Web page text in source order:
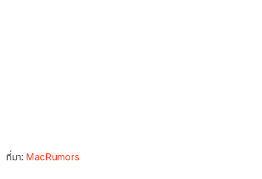
ที่มา: MacRumors